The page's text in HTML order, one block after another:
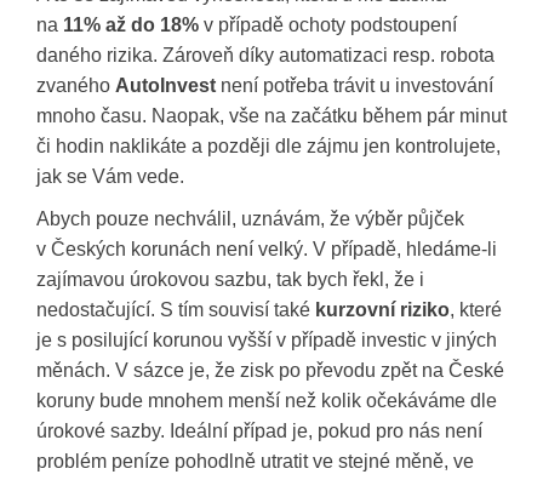
na 11% až do 18% v případě ochoty podstoupení
daného rizika. Zároveň díky automatizaci resp. robota
zvaného AutoInvest není potřeba trávit u investování
mnoho času. Naopak, vše na začátku během pár minut
či hodin naklikáte a později dle zájmu jen kontrolujete,
jak se Vám vede.
Abych pouze nechválil, uznávám, že výběr půjček
v Českých korunách není velký. V případě, hledáme-li
zajímavou úrokovou sazbu, tak bych řekl, že i
nedostačující. S tím souvisí také kurzovní riziko, které
je s posilující korunou vyšší v případě investic v jiných
měnách. V sázce je, že zisk po převodu zpět na České
koruny bude mnohem menší než kolik očekáváme dle
úrokové sazby. Ideální případ je, pokud pro nás není
problém peníze pohodlně utratit ve stejné měně, ve